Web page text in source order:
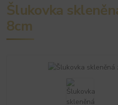
Šlukovka
8cm